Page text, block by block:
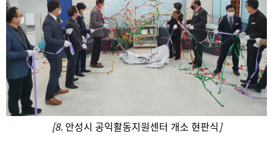
[8. 안성시 공익활동지원센터 개소 현판식]